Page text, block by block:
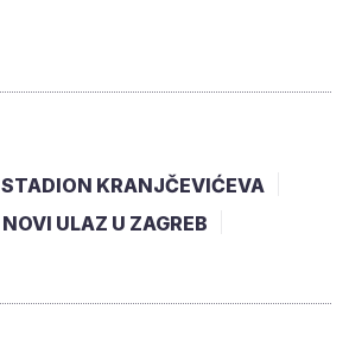
STADION KRANJČEVIĆEVA
NOVI ULAZ U ZAGREB